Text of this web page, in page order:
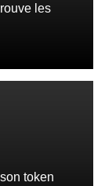
les
token